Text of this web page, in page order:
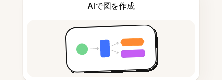
AIで図を作成